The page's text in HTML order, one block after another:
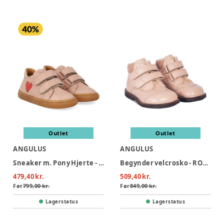
Outlet
ANGULUS
Sneaker m. Pony Hjerte - Rosebud/Coral Pony
479,40 kr.
Før799,00 kr.
Lagerstatus
Outlet
ANGULUS
Begynder velcrosko - ROSEBUD
509,40 kr.
Før849,00 kr.
Lagerstatus